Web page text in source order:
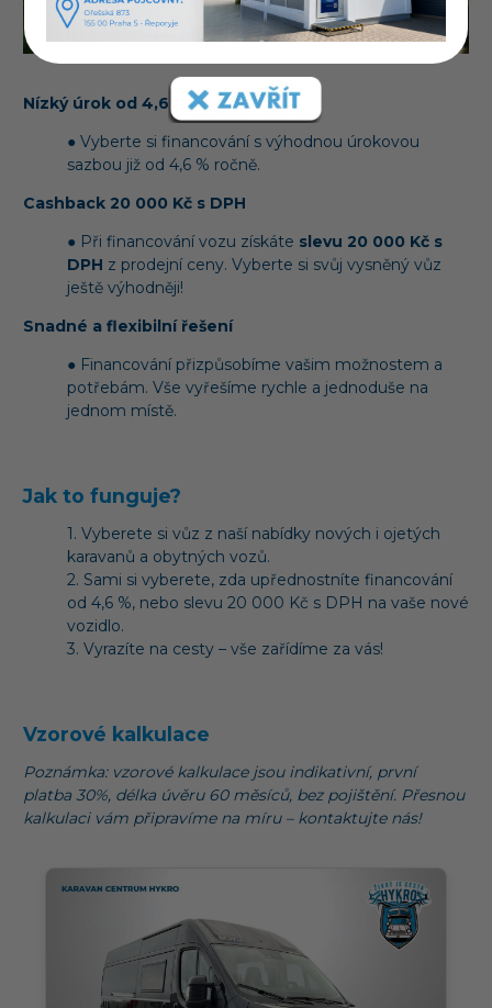
Nízký úrok od 4,6 %
● Vyberte si financování s výhodnou úrokovou
sazbou již od 4,6 % ročně.
Cashback 20 000 Kč s DPH
● Při financování vozu získáte slevu 20 000 Kč s
DPH z prodejní ceny. Vyberte si svůj vysněný vůz
ještě výhodněji!
Snadné a flexibilní řešení
● Financování přizpůsobíme vašim možnostem a
potřebám. Vše vyřešíme rychle a jednoduše na
jednom místě.
Jak to funguje?
1. Vyberete si vůz z naší nabídky nových i ojetých
karavanů a obytných vozů.
2. Sami si vyberete, zda upřednostníte financování
od 4,6 %, nebo slevu 20 000 Kč s DPH na vaše nové
vozidlo.
3. Vyrazíte na cesty – vše zařídíme za vás!
Vzorové kalkulace
Poznámka: vzorové kalkulace jsou indikativní, první
platba 30%, délka úvěru 60 měsíců, bez pojištění. Přesnou
kalkulaci vám připravíme na míru – kontaktujte nás!